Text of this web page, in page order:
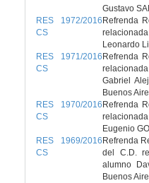
Gustavo
RES 1972/2016
CS
Refrenda
Leonardo
RES 1971/2016
CS
Refrenda
Gabriel
Buenos
RES 1970/2016
CS
Refrenda
Eugenio
RES 1969/2016
CS
Refrenda
del C.D.
alumno
Buenos